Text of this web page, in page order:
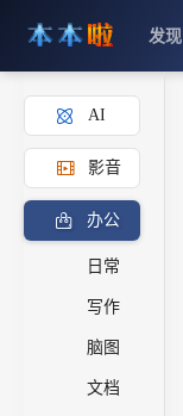
发现
AI
影音
办公
日常
写作
脑图
文档